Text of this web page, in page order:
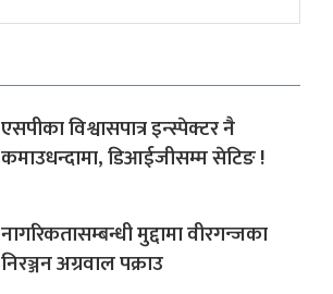
एसपीका विश्वासपात्र इन्स्पेक्टर नै
कमाउधन्दामा, डिआईजीसम्म सेटिङ !
नागरिकतासम्बन्धी मुद्दामा वीरगन्जका
निरञ्जन अग्रवाल पक्राउ